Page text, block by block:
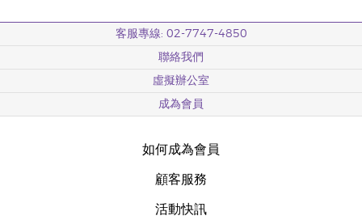
客服專線: 02-7747-4850
聯絡我們
虛擬辦公室
成為會員
如何成為會員
顧客服務
活動快訊